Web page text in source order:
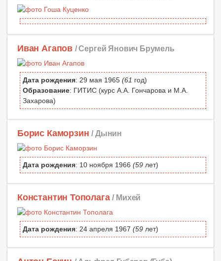
Иван Агапов / Сергей Янович Брумель
Дата рождения: 29 мая 1965 (61 год)
Образование: ГИТИС (курс А.А. Гончарова и М.А.
Захарова)
Борис Каморзин / Дынин
Дата рождения: 10 ноября 1966 (59 лет)
Константин Тополага / Михей
Дата рождения: 24 апреля 1967 (59 лет)